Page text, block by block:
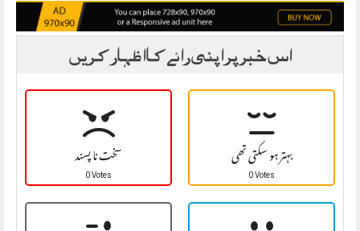
اس خبر پر اپنی رائے کا اظہار کریں
سخت نا پسند
0 Votes بہتر ہو سکتی تھی
0 Votes